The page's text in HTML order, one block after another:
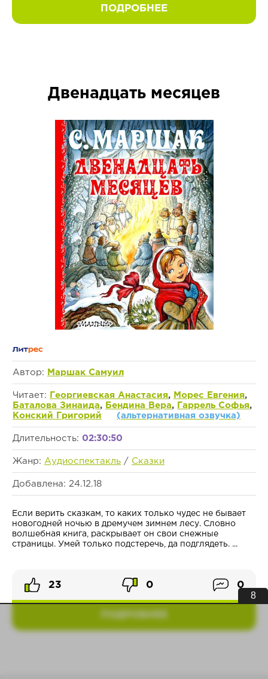
ПОДРОБНЕЕ
Двенадцать месяцев
Автор: Маршак Самуил
Читает: Георгиевская Анастасия, Морес Евгения,
Баталова Зинаида, Бендина Вера, Гаррель Софья,
Конский Григорий
(альтернативная озвучка)
Длительность: 02:30:50
Жанр: Аудиоспектакль / Сказки
Добавлена: 24.12.18
Если верить сказкам, то каких только чудес не бывает
новогодней ночью в дремучем зимнем лесу. Словно
волшебная книга, раскрывает он свои снежные
страницы. Умей только подстеречь, да подглядеть. ...
ПОДРОБНЕЕ
23 0 0
7